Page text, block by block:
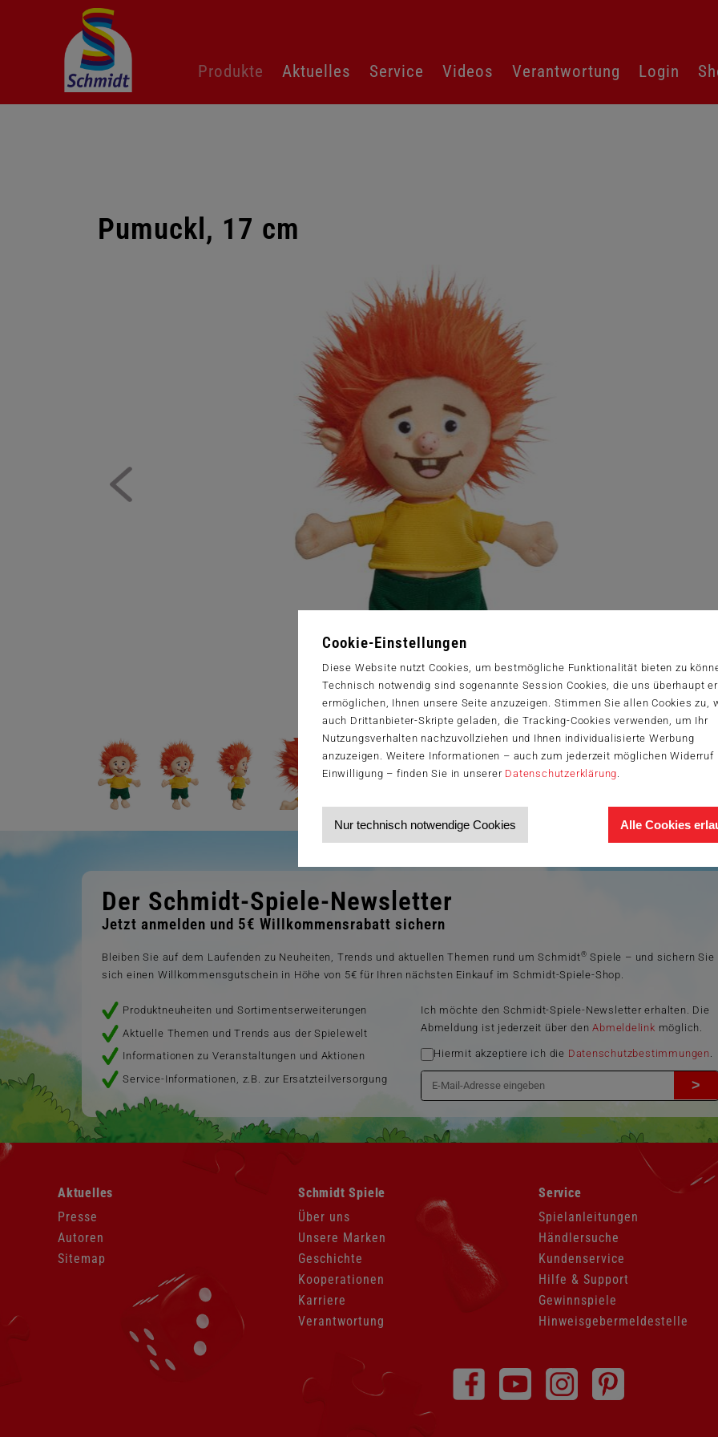
Cookie-Einstellungen
Diese Website nutzt Cookies, um bestmögliche Funktionalität bieten zu
Technisch notwendig sind sogenannte Session Cookies, die uns überhaupt
ermöglichen, Ihnen unsere Seite anzuzeigen. Stimmen Sie allen Cookies zu,
auch Drittanbieter-Skripte geladen, die Tracking-Cookies verwenden, um Ihr
Nutzungsverhalten nachzuvollziehen und Ihnen individualisierte Werbung
anzuzeigen. Weitere Informationen – auch zum jederzeit möglichen Widerruf
Einwilligung – finden Sie in unserer Datenschutzerklärung
Nur technisch notwendige Cookies Alle Cookies
überspringen
Produkte Aktuelles Service Videos Verantwortung Login
Pumuckl, 17 cm
Der Schmidt-Spiele-Newsletter
Jetzt anmelden und 5€ Willkommensrabatt sichern
Bleiben Sie auf dem Laufenden zu Neuheiten, Trends und aktuellen Themen rund um Schmidt® Spiele – und sichern Sie
sich einen Willkommensgutschein in Höhe von 5€ für Ihren nächsten Einkauf im Schmidt-Spiele-Shop.
Produktneuheiten und Sortimentserweiterungen
Aktuelle Themen und Trends aus der Spielewelt
Informationen zu Veranstaltungen und Aktionen
Service-Informationen, z.B. zur Ersatzteilversorgung
Ich möchte den Schmidt-Spiele-Newsletter erhalten. Die
Abmeldung ist jederzeit über denAbmeldelink möglich.
Hiermit akzeptiere ich die Datenschutzbestimmungen
>
überspringen
Aktuelles
Presse
Autoren
Sitemap
Navigation
überspringen
Schmidt Spiele
Über uns
Unsere Marken
Geschichte
Kooperationen
Karriere
Verantwortung
Navigation
überspringen
Service
Spielanleitungen
Händlersuche
Kundenservice
Hilfe & Support
Gewinnspiele
Hinweisgebermeldestelle